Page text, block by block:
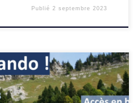
Publié 2 septembre 2023